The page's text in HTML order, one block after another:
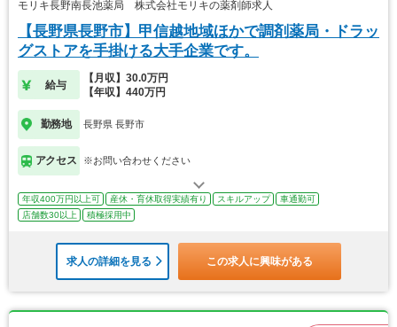
モリキ長野南長池薬局 株式会社モリキの薬剤師求人
【長野県長野市】甲信越地域ほかで調剤薬局・ドラッ
グストアを手掛ける大手企業です。
給与
【月収】30.0万円
【年収】440万円
勤務地 長野県 長野市
アクセス ※お問い合わせください
年収400万円以上可 産休・育休取得実績有り スキルアップ
車通勤可
店舗数30以上
積極採用中
求人の詳細を見る この求人に興味がある